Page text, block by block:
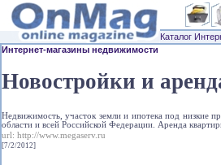
Каталог
Интернет-магазины недвижимости
Новостройки и
Недвижимость, участок земли и ипотека под низкие
области и всей Российской Федерации. Аренда
url: http://www.megaserv.ru
[7/2/2012]